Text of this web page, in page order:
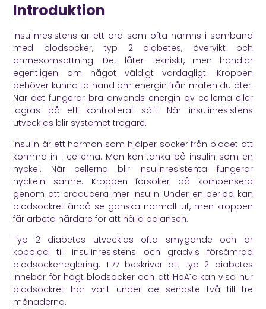
Introduktion
Insulinresistens är ett ord som ofta nämns i samband
med blodsocker, typ 2 diabetes, övervikt och
ämnesomsättning. Det låter tekniskt, men handlar
egentligen om något väldigt vardagligt. Kroppen
behöver kunna ta hand om energin från maten du äter.
När det fungerar bra används energin av cellerna eller
lagras på ett kontrollerat sätt. När insulinresistens
utvecklas blir systemet trögare.
Insulin är ett hormon som hjälper socker från blodet att
komma in i cellerna. Man kan tänka på insulin som en
nyckel. När cellerna blir insulinresistenta fungerar
nyckeln sämre. Kroppen försöker då kompensera
genom att producera mer insulin. Under en period kan
blodsockret ändå se ganska normalt ut, men kroppen
får arbeta hårdare för att hålla balansen.
Typ 2 diabetes utvecklas ofta smygande och är
kopplad till insulinresistens och gradvis försämrad
blodsockerreglering. 1177beskriver att typ 2 diabetes
innebär för högt blodsocker och att HbA1c kan visa hur
blodsockret har varit under de senaste två till tre
månaderna.